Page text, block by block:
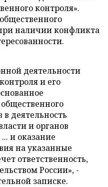
контроля».
наличии конфликта
деятельности
и его
в деятельность
и органов
и оказание
на указанные
ответственность,
России», -
записке.